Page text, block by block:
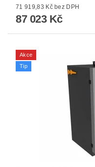
71 919,83 Kč bez DPH
87 023 Kč
Akce
Tip